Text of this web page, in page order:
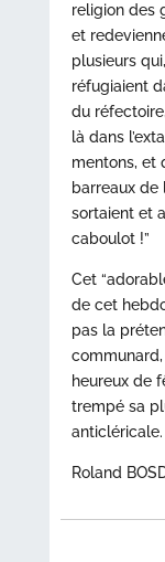
religion des
et
plusieurs
réfugiaient
du
là dans
mentons, et
barreaux de
sortaient et
caboulot !”
Cet
de cet
pas la
heureux de
trempé sa
Roland